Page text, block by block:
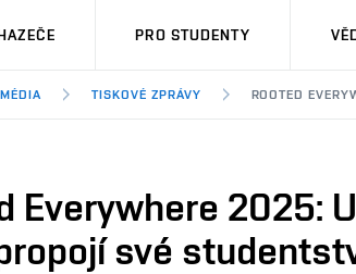
PRO STUDENTY
TISKOVÉ ZPRÁVY ROOTED
Everywhere 2025:
své